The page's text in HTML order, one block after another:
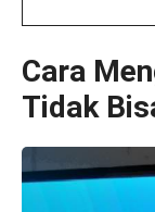
Cara
Tidak